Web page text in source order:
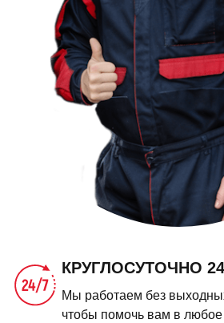
КРУГЛОСУТОЧНО
Мы работаем без
чтобы помочь вам в любое